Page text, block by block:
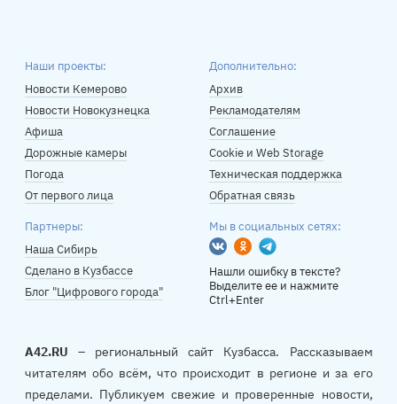
Наши проекты:
Новости Кемерово
Новости Новокузнецка
Афиша
Дорожные камеры
Погода
От первого лица
Дополнительно:
Архив
Рекламодателям
Соглашение
Cookie и Web Storage
Техническая поддержка
Обратная связь
Партнеры:
Наша Сибирь
Сделано в Кузбассе
Блог "Цифрового города"
Мы в социальных сетях:
Вконтакте
Одноклассники
Telegram
Нашли ошибку в тексте?
Выделите ее и нажмите
Ctrl+Enter
A42.RU – региональный сайт Кузбасса. Рассказываем
читателям обо всём, что происходит в регионе и за его
пределами. Публикуем свежие и проверенные новости,